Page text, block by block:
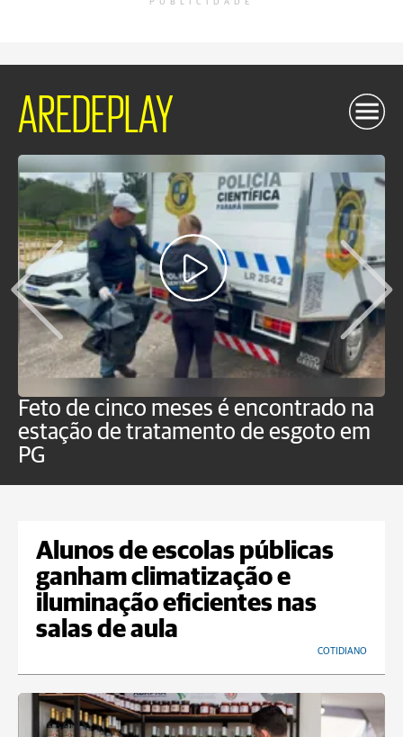
PUBLICIDADE
AREDEPLAY
Feto de cinco meses é encontrado na
estação de tratamento de esgoto em
PG
Alunos de escolas públicas
ganham climatização e
iluminação eficientes nas
salas de aula
COTIDIANO